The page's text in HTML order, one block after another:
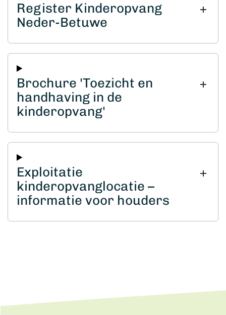
Register Kinderopvang
Neder-Betuwe
Brochure 'Toezicht en
handhaving in de
kinderopvang'
Exploitatie
kinderopvanglocatie –
informatie voor houders